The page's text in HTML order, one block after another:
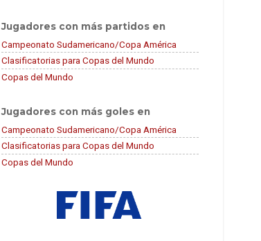
Jugadores con más partidos en
Campeonato Sudamericano/Copa América
Clasificatorias para Copas del Mundo
Copas del Mundo
Jugadores con más goles en
Campeonato Sudamericano/Copa América
Clasificatorias para Copas del Mundo
Copas del Mundo